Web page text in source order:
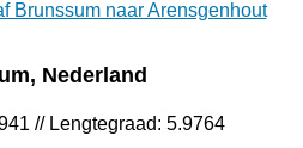
Brunssum naar Arensgenhout
Nederland
// Lengtegraad: 5.9764